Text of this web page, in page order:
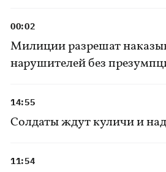
Милиции разрешат
нарушителей без
00:02
Солдаты ждут куличи и
14:55
11:54